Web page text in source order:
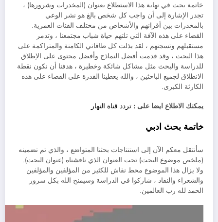
خاتمة بحث في نهاية هذا الاستطلاع بعنوان (المخدرات وشرورها) ،
تجدر الإشارة إلى أن واجب كل شخص بالغ هو نشر الوعي
بالمخدرات بين أقرانهم والأشخاص من مختلف الفئات العمرية.
القضاء على هذه الآفة التي تلتهم حياة شباب مجتمعنا ، وتدمر
مستقبلهم وتسجنهم ، لقد بذلت كل طاقاتي الكامنة والمتراكمة على
هذا البحث ، وقد قدمت أفضل النماذج وأفضل محتوى على الإطلاق
للدراسة والبحث مثل مشاكل شائكة وخطيرة ، هدفنا أن نكون نقطة
الانطلاق لجميع الباحثين ، والله يعطينا القدرة على القضاء على هذه
الكارثة الكبرى.
يمكنك الاطلاع ايضا على : تردد قناة النهار
خاتمة بحث ادبي
سأنتقل معكم الآن إلى استنتاجات بحثنا المتواضع ، والذي تم تضمينه
(ملخص موضوع البحث) تحت العنوان الذي ناقشناه (عنوان البحث).
ولا يزال هذا الموضوع محط نقاش للكثير من المؤلفين والمؤلفين
والشعراء والنقاد ، شاركوا في الدراسة وسيمنح الله بكل سرور
الحمد لله رب العالمين.